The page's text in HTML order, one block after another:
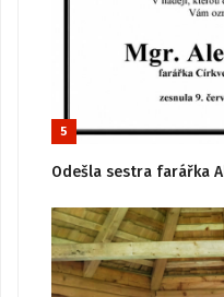
5
Odešla sestra farářka